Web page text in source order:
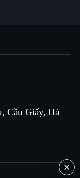
Cầu Giấy, Hà